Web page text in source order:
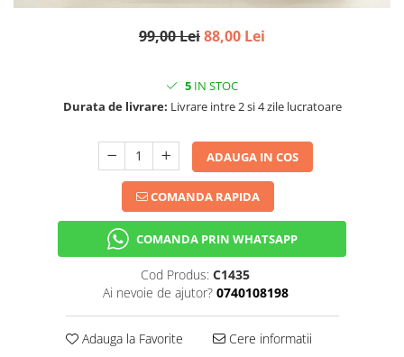
99,00 Lei88,00 Lei
5 IN STOC
Durata de livrare: Livrare intre 2 si 4 zile lucratoare
ADAUGA IN COS
COMANDA RAPIDA
COMANDA PRIN WHATSAPP
Cod Produs: C1435
Ai nevoie de ajutor? 0740108198
Adauga la Favorite Cere informatii